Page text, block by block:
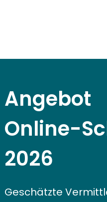
Angebot
Online-
2026
Geschätzte